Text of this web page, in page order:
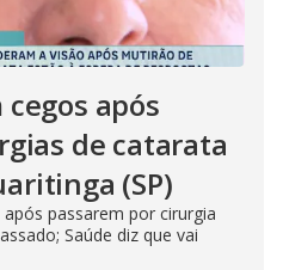
após
de catarata
(SP)
passarem por cirurgia
Saúde diz que vai